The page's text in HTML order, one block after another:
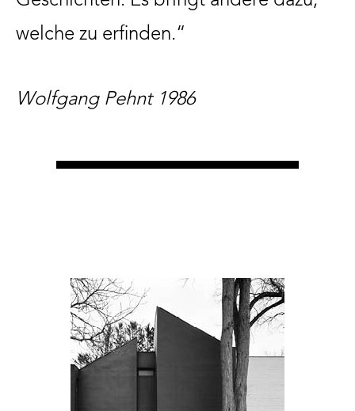
welche zu erfinden.“
Wolfgang Pehnt 1986